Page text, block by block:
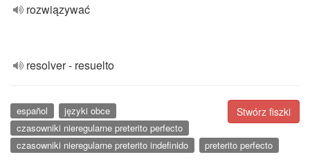
rozwiązywać
resolver - resuelto
Stwórz fiszki
español
języki obce
czasowniki nieregularne preterito perfecto
czasowniki nieregularne preterito indefinido
preterito perfecto